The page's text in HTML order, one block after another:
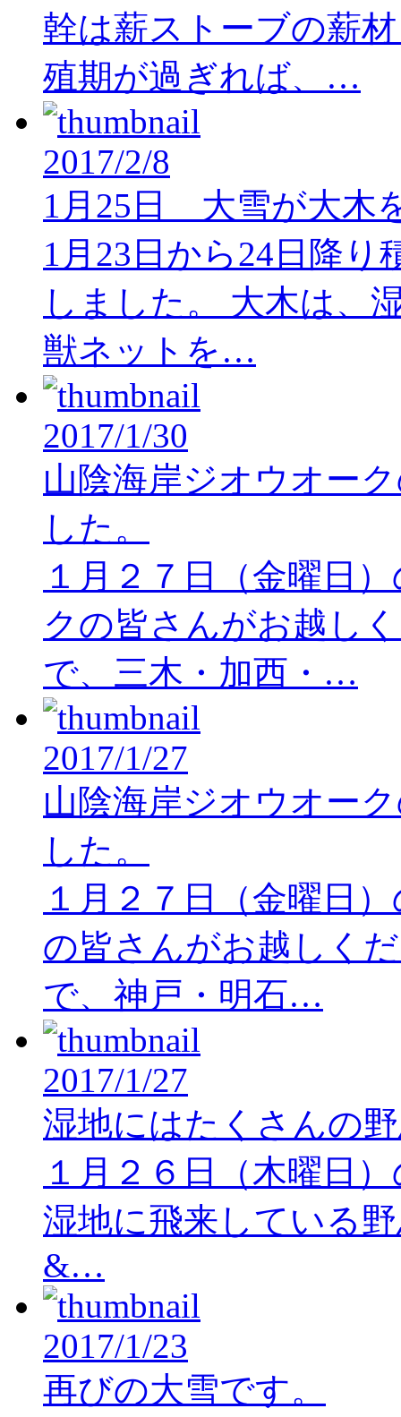
幹は薪ストーブの薪
殖期が過ぎれば、…
2017/2/8
1月25日 大雪が大木
1月23日から24日降
しました。 大木は、
獣ネットを…
2017/1/30
山陰海岸ジオウオー
した。
１月２７日（金曜日
クの皆さんがお越し
で、三木・加西・…
2017/1/27
山陰海岸ジオウオー
した。
１月２７日（金曜日
の皆さんがお越しく
で、神戸・明石…
2017/1/27
湿地にはたくさんの
１月２６日（木曜日
湿地に飛来している
&…
2017/1/23
再びの大雪です。